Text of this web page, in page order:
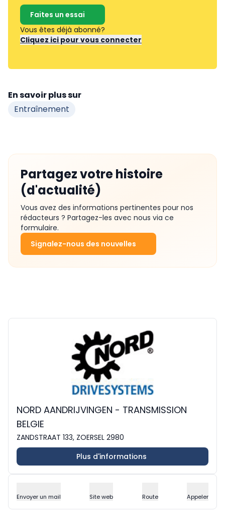
Faites un essai
Vous êtes déjà abonné?
Cliquez ici pour vous connecter
En savoir plus sur
Entraînement
Partagez votre histoire
(d'actualité)
Vous avez des informations pertinentes pour nos
rédacteurs ? Partagez-les avec nous via ce
formulaire.
Signalez-nous des nouvelles
NORD AANDRIJVINGEN - TRANSMISSION
BELGIE
ZANDSTRAAT 133, ZOERSEL 2980
Plus d'informations
Envoyer un mail Site web Route Appeler